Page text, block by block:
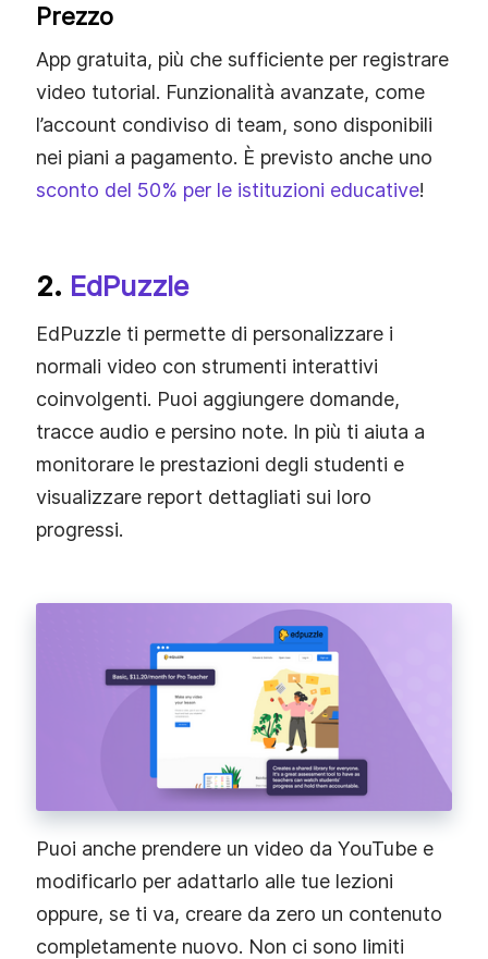
Prezzo
App gratuita, più che sufficiente per registrare
video tutorial. Funzionalità avanzate, come
l’account condiviso di team, sono disponibili
nei piani a pagamento. È previsto anche uno
sconto del 50% per le istituzioni educative!
2. EdPuzzle
EdPuzzle ti permette di personalizzare i
normali video con strumenti interattivi
coinvolgenti. Puoi aggiungere domande,
tracce audio e persino note. In più ti aiuta a
monitorare le prestazioni degli studenti e
visualizzare report dettagliati sui loro
progressi.
Puoi anche prendere un video da YouTube e
modificarlo per adattarlo alle tue lezioni
oppure, se ti va, creare da zero un contenuto
completamente nuovo. Non ci sono limiti